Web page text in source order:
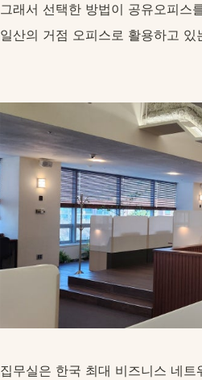
그래서 선택한 방법이 공유오피스
일산의 거점 오피스로 활용하고 있
집무실은 한국 최대 비즈니스 네